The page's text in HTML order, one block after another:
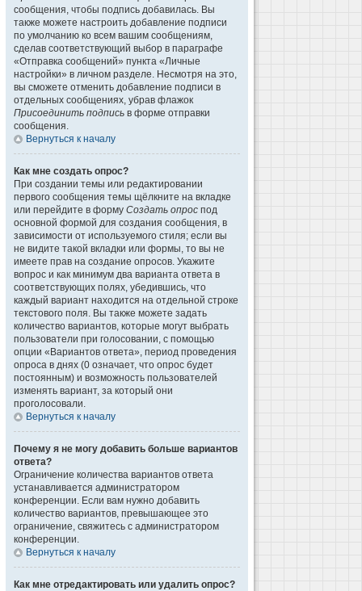
сообщения, чтобы подпись добавилась. Вы
также можете настроить добавление подписи
по умолчанию ко всем вашим сообщениям,
сделав соответствующий выбор в параграфе
«Отправка сообщений» пункта «Личные
настройки» в личном разделе. Несмотря на это,
вы сможете отменить добавление подписи в
отдельных сообщениях, убрав флажок
Присоединить подпись в форме отправки
сообщения.
Вернуться к началу
Как мне создать опрос?
При создании темы или редактировании
первого сообщения темы щёлкните на вкладке
или перейдите в форму Создать опрос под
основной формой для создания сообщения, в
зависимости от используемого стиля; если вы
не видите такой вкладки или формы, то вы не
имеете прав на создание опросов. Укажите
вопрос и как минимум два варианта ответа в
соответствующих полях, убедившись, что
каждый вариант находится на отдельной строке
текстового поля. Вы также можете задать
количество вариантов, которые могут выбрать
пользователи при голосовании, с помощью
опции «Вариантов ответа», период проведения
опроса в днях (0 означает, что опрос будет
постоянным) и возможность пользователей
изменять вариант, за который они
проголосовали.
Вернуться к началу
Почему я не могу добавить больше вариантов
ответа?
Ограничение количества вариантов ответа
устанавливается администратором
конференции. Если вам нужно добавить
количество вариантов, превышающее это
ограничение, свяжитесь с администратором
конференции.
Вернуться к началу
Как мне отредактировать или удалить опрос?